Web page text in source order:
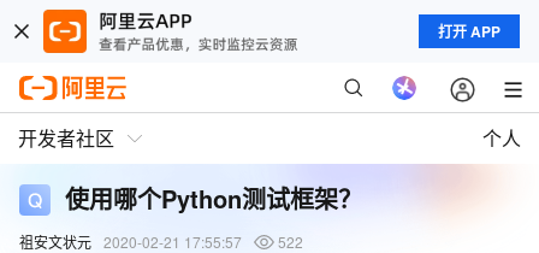
打开 APP
开发者社区 个人
使用哪个Python测试框架？
祖安文状元 2020-02-21 17:55:57
522